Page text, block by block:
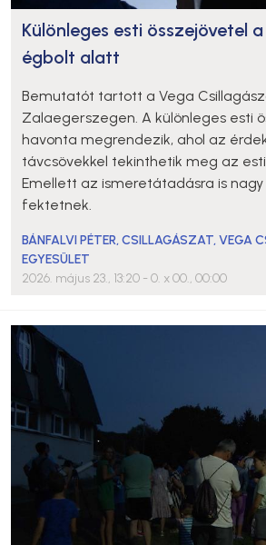
Különleges esti összejövetel
égbolt alatt
Bemutatót tartott a Vega
Zalaegerszegen. A különleges esti
havonta megrendezik, ahol az
távcsövekkel tekinthetik meg az
Emellett az ismeretátadásra is nagy
fektetnek.
BÁNFALVI PÉTER,CSILLAGÁSZAT,VEGA
EGYESÜLET
2026. május 23., 13:20 - 0. x 00., 00:00